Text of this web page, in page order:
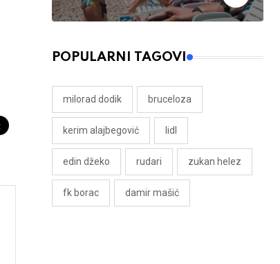
POPULARNI TAGOVI
milorad dodik bruceloza
kerim alajbegović lidl
edin džeko rudari zukan helez
fk borac damir mašić